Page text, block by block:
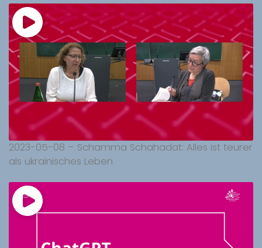
2023-05-08 – Schamma Schahadat: Alles ist teurer
als ukrainisches Leben